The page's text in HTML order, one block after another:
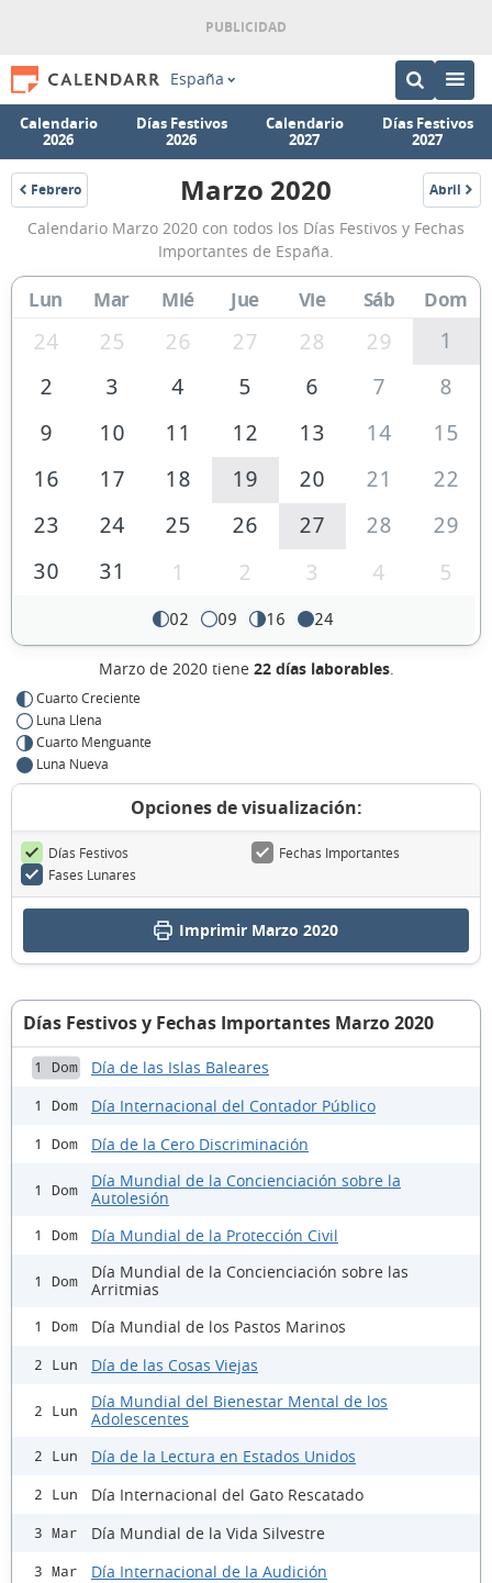
España
Calendario
2026
Días Festivos
2026
Calendario
2027
Días Festivos
2027
Febrero
2020
Calendario
Marzo
2020
de
España
Marzo 2020 Abril
2020
Calendario Marzo 2020 con todos los Días Festivos y Fechas
Importantes de España.
Lun Mar Mié Jue Vie Sáb Dom
24 25 26 27 28 29
1
2
3 4 5 6 7
8
9
10 11 12 13 14
15
16
17 18 19 20 21
22
23
24 25 26 27 28
29
30
31 1 2 3 4 5
02 09 16 24
Marzo de 2020 tiene 22 días laborables.
Cuarto Creciente
Luna Llena
Cuarto Menguante
Luna Nueva
Opciones de visualización:
Días Festivos
Fechas Importantes
Fases Lunares
Imprimir Marzo 2020
Días Festivos y Fechas Importantes Marzo 2020
1 Dom Día de las Islas Baleares
1 Dom Día Internacional del Contador Público
1 Dom Día de la Cero Discriminación
1 Dom
Día Mundial de la Concienciación sobre la
Autolesión
1 Dom Día Mundial de la Protección Civil
1 Dom
Día Mundial de la Concienciación sobre las
Arritmias
1 Dom Día Mundial de los Pastos Marinos
2 Lun Día de las Cosas Viejas
2 Lun
Día Mundial del Bienestar Mental de los
Adolescentes
2 Lun Día de la Lectura en Estados Unidos
2 Lun Día Internacional del Gato Rescatado
3 Mar Día Mundial de la Vida Silvestre
3 Mar Día Internacional de la Audición